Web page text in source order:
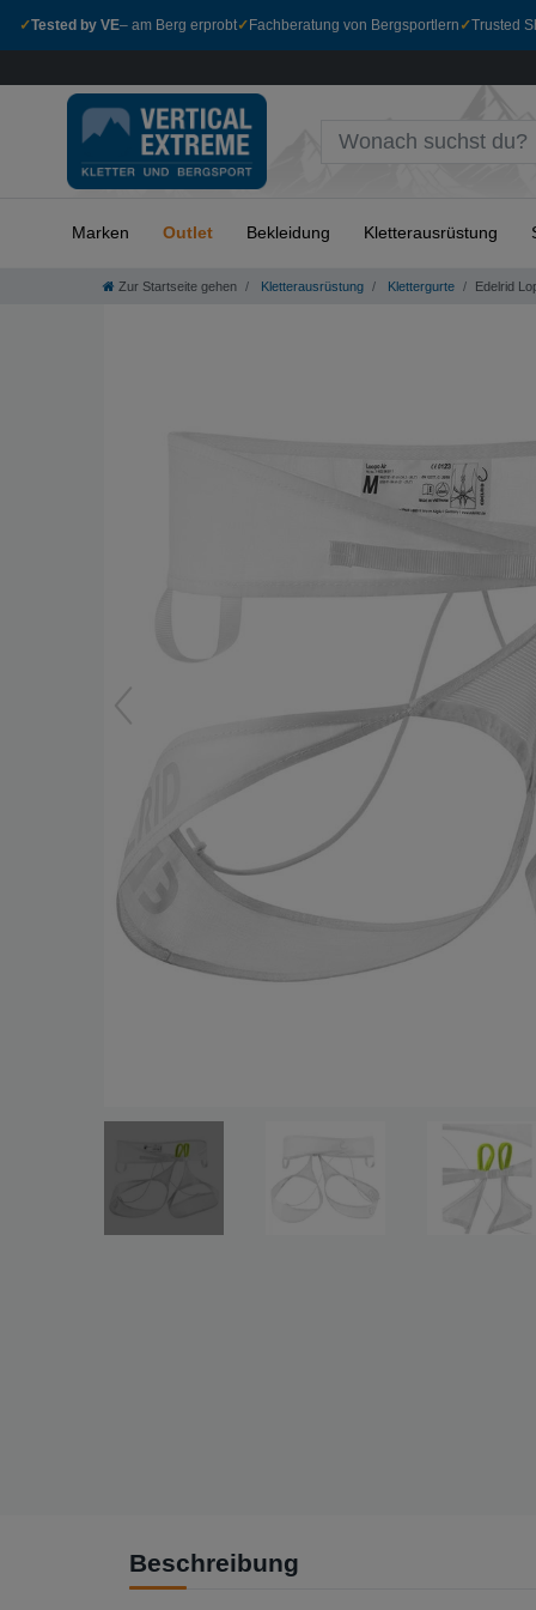
✓Tested by VE– am Berg erprobt✓ Fachberatung von Bergsportlern ✓Trusted
Marken Outlet Bekleidung Kletterausrüstung
Zur Startseite gehen Kletterausrüstung Klettergurte Edelrid
Beschreibung